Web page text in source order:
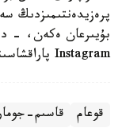
پرەزيدەنتىمىزدىڭ
بۇيىرعان ەكەن، -
Instagram پاراقشاسىندا.
قوعام قاسىم-